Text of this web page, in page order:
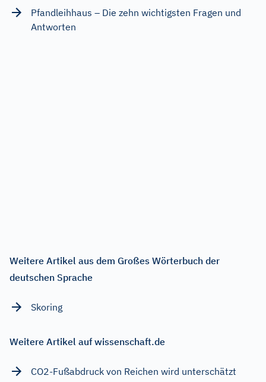
Pfandleihhaus – Die zehn wichtigsten Fragen und
Antworten
Weitere Artikel aus dem Großes Wörterbuch der
deutschen Sprache
Skoring
Weitere Artikel auf wissenschaft.de
CO2-Fußabdruck von Reichen wird unterschätzt